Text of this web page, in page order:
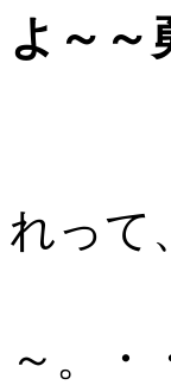
よ～～
♪
な
れって
今
～。